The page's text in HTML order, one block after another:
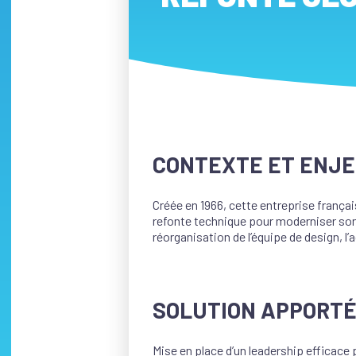
CONTEXTE ET
Créée en 1966, cette entreprise
refonte technique pour moderniser
réorganisation de l’équipe de design,
SOLUTION
Mise en place d’un leadership efficace